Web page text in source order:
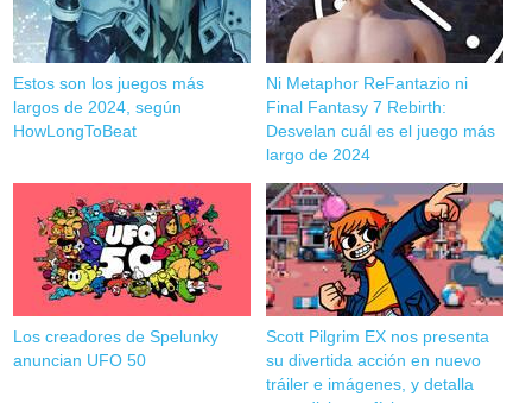
Estos son los juegos más
largos de 2024, según
HowLongToBeat
Ni Metaphor ReFantazio ni
Final Fantasy 7 Rebirth:
Desvelan cuál es el juego más
largo de 2024
Los creadores de Spelunky
anuncian UFO 50
Scott Pilgrim EX nos presenta
su divertida acción en nuevo
tráiler e imágenes, y detalla